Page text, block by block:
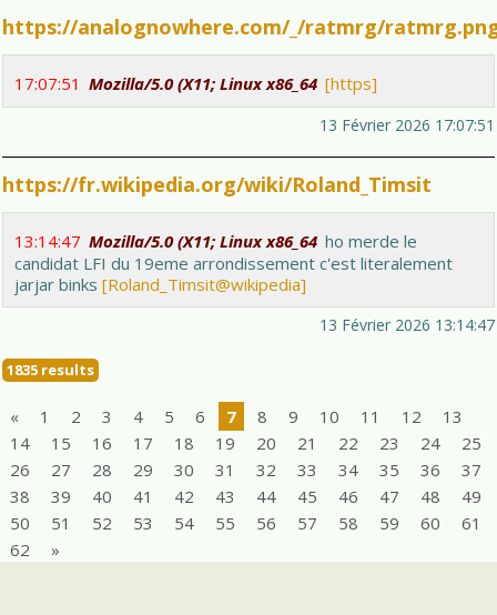
https://analognowhere.com/_/ratmrg/
17:07:51 Mozilla/5.0 (X11; Linux x86_64 [https]
13 Février 2026 17:07:51
https://fr.wikipedia.org/wiki/Roland_Timsit
13:14:47 Mozilla/5.0 (X11; Linux x86_64 ho merde le
candidat LFI du 19eme arrondissement c'est literalement
jarjar binks [Roland_Timsit@wikipedia]
13 Février 2026 13:14:47
1835 results
« 1 2 3 4 5 6 7 8 9 10 11 12
13
14
15 16 17 18 19 20 21 22 23 24
25
26
27 28 29 30 31 32 33 34 35 36
37
38
39 40 41 42 43 44 45 46 47 48
49
50
51 52 53 54 55 56 57 58 59 60
61
62
»